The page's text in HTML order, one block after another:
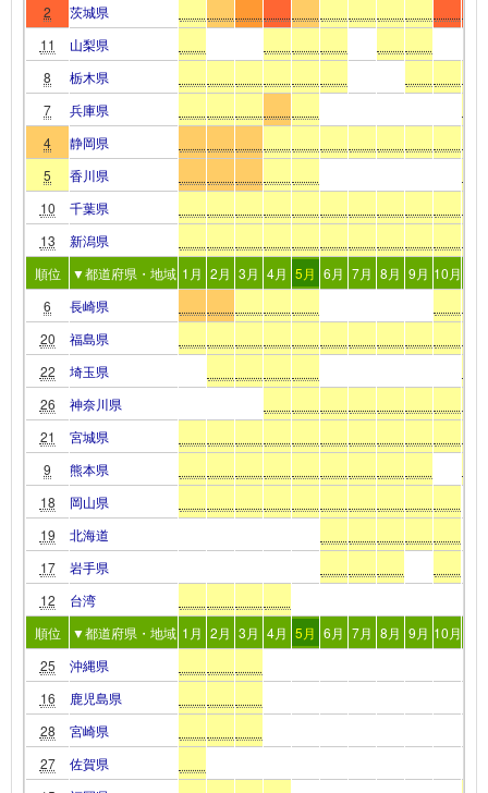
2
茨城県
11
山梨県
8
栃木県
7
兵庫県
4
静岡県
5
香川県
10
千葉県
13
新潟県
順位
▼都道府県・地域 1月 2月 3月 4月 5月 6月 7月 8月 9月 10月
6
長崎県
20
福島県
22
埼玉県
26
神奈川県
21
宮城県
9
熊本県
18
岡山県
19
北海道
17
岩手県
12
台湾
順位
▼都道府県・地域 1月 2月 3月 4月 5月 6月 7月 8月 9月 10月
25
沖縄県
16
鹿児島県
28
宮崎県
27
佐賀県